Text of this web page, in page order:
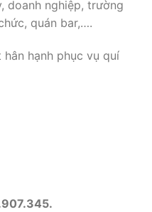
doanh nghiệp, trường
quán bar,….
hạnh phục vụ quí